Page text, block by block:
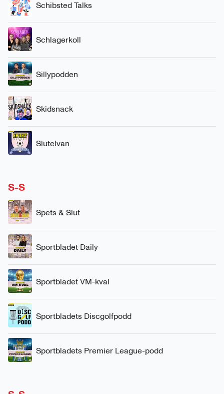
Schibsted Talks
Schlagerkoll
Sillypodden
Skidsnack
Slutelvan
S-S
Spets & Slut
Sportbladet Daily
Sportbladet VM-kval
Sportbladets Discgolfpodd
Sportbladets Premier League-podd